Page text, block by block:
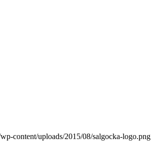
content/uploads/2015/08/salgocka-logo.png